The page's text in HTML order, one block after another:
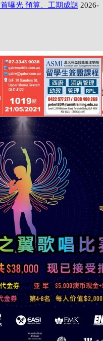
曝光 預算、工期成謎 2026-